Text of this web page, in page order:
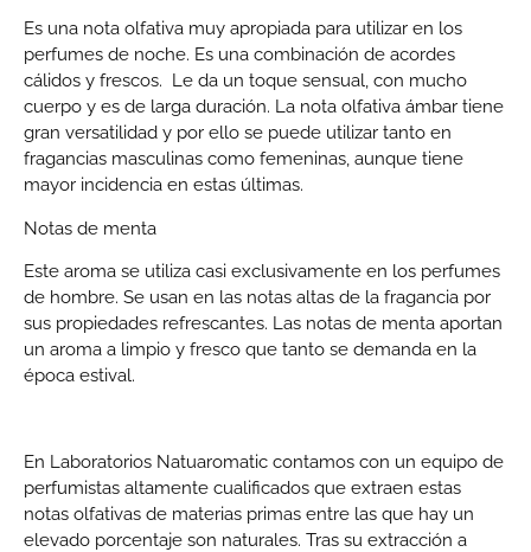
Es una nota olfativa muy apropiada para utilizar en los
perfumes de noche. Es una combinación de acordes
cálidos y frescos. Le da un toque sensual, con mucho
cuerpo y es de larga duración. La nota olfativa ámbar tiene
gran versatilidad y por ello se puede utilizar tanto en
fragancias masculinas como femeninas, aunque tiene
mayor incidencia en estas últimas.
Notas de menta
Este aroma se utiliza casi exclusivamente en los perfumes
de hombre. Se usan en las notas altas de la fragancia por
sus propiedades refrescantes. Las notas de menta aportan
un aroma a limpio y fresco que tanto se demanda en la
época estival.
En Laboratorios Natuaromatic contamos con un equipo de
perfumistas altamente cualificados que extraen estas
notas olfativas de materias primas entre las que hay un
elevado porcentaje son naturales. Tras su extracción a